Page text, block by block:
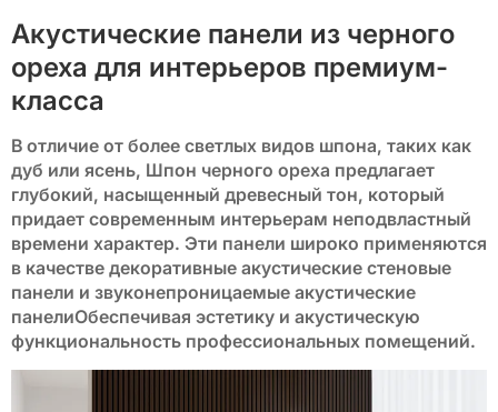
Акустические панели из черного
ореха для интерьеров премиум-
класса
В отличие от более светлых видов шпона, таких как
дуб или ясень, Шпон черного ореха предлагает
глубокий, насыщенный древесный тон, который
придает современным интерьерам неподвластный
времени характер. Эти панели широко применяются
в качестведекоративные акустические стеновые
панели и звуконепроницаемые акустические
панелиОбеспечивая эстетику и акустическую
функциональность профессиональных помещений.